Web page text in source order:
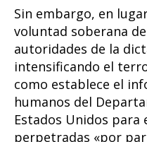
Sin embargo, en
voluntad soberana
autoridades de la
intensificando el
como establece el
humanos del
Estados Unidos para
perpetradas «por